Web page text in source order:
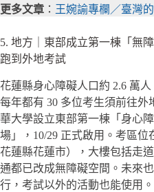
更多文章 ： 王婉諭專欄／臺灣
5. 地方｜東部成立第一棟「無
跑到外地考試
花蓮縣身心障礙人口約 2.6 萬
每年都有 30 多位考生須前往
華大學設立東部第一棟「身心
場」，10/29 正式啟用。考區
花蓮縣花蓮市），大樓包括走
通都已改成無障礙空間。未來
行，考試以外的活動也能使用。